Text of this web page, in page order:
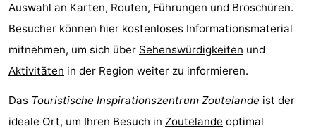
Auswahl an Karten, Routen, Führungen und Broschüren.
Besucher können hier kostenloses Informationsmaterial
mitnehmen, um sich über Sehenswürdigkeiten und
Aktivitäten in der Region weiter zu informieren.
Das Touristische Inspirationszentrum Zoutelande ist der
ideale Ort, um Ihren Besuch in Zoutelande optimal